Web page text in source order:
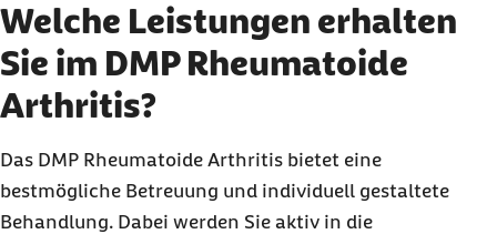
Welche Leistungen erhalten
Sie im DMP Rheumatoide
Arthritis?
Das DMP Rheumatoide Arthritis bietet eine
bestmögliche Betreuung und individuell gestaltete
Behandlung. Dabei werden Sie aktiv in die